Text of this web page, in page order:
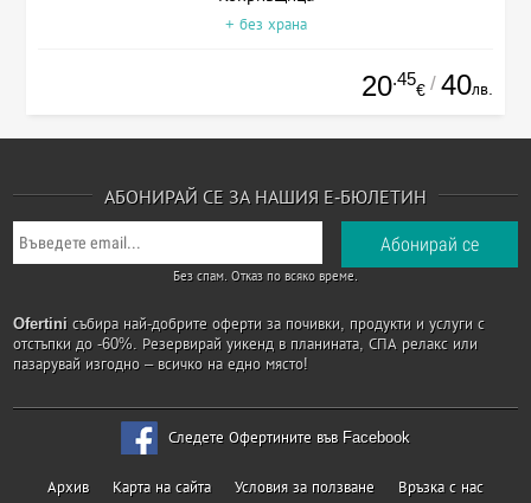
+ без храна
20.45
€ / 40лв.
АБОНИРАЙ СЕ ЗА НАШИЯ Е-БЮЛЕТИН
Без спам. Отказ по всяко време.
Ofertini събира най-добрите оферти за почивки, продукти и услуги с
отстъпки до -60%. Резервирай уикенд в планината, СПА релакс или
пазарувай изгодно – всичко на едно място!
Следете Офертините във Facebook
Архив Карта на сайта Условия за ползване Връзка с нас